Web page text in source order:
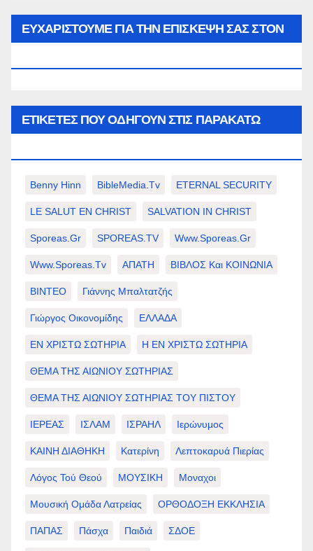
ΕΥΧΑΡΙΣΤΟΥΜΕ ΓΙΑ ΤΗΝ ΕΠΙΣΚΕΨΗ ΣΑΣ ΣΤΟΝ
ΕΤΙΚΈΤΕΣ ΠΟΥ ΟΔΗΓΟΎΝ ΣΤΙΣ ΠΑΡΑΚΆΤΩ
Benny Hinn BibleMedia.tv ETERNAL SECURITY
LE SALUT EN CHRIST SALVATION IN CHRIST
Sporeas.gr SPOREAS.TV Www.sporeas.gr
Www.sporeas.tv ΑΠΑΤΗ ΒΙΒΛΟΣ Και ΚΟΙΝΩΝΙΑ
ΒΙΝΤΕΟ Γιάννης Μπαλτατζής
Γιώργος Οικονομίδης ΕΛΛΑΔΑ
ΕΝ ΧΡΙΣΤΩ ΣΩΤΗΡΙΑ Η ΕΝ ΧΡΙΣΤΩ ΣΩΤΗΡΙΑ
ΘΕΜΑ ΤΗΣ ΑΙΩΝΙΟΥ ΣΩΤΗΡΙΑΣ
ΘΕΜΑ ΤΗΣ ΑΙΩΝΙΟΥ ΣΩΤΗΡΙΑΣ ΤΟΥ ΠΙΣΤΟΥ
ΙΕΡΕΑΣ ΙΣΛΑΜ ΙΣΡΑΗΛ Ιερώνυμος
ΚΑΙΝΗ ΔΙΑΘΗΚΗ Κατερίνη Λεπτοκαρυά Πιερίας
Λόγος Τού Θεού ΜΟΥΣΙΚΗ Μοναχοι
Μουσική Ομάδα Λατρείας ΟΡΘΟΔΟΞΗ ΕΚΚΛΗΣΙΑ
ΠΑΠΑΣ Πάσχα Παιδιά ΣΔΟΕ